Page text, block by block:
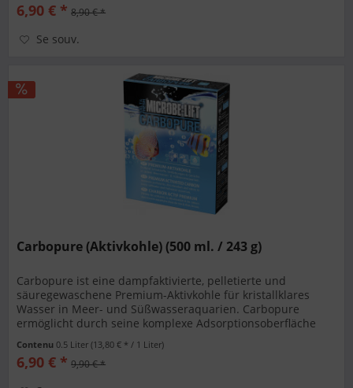
6,90 € * 8,90 € *
Se souv.
Carbopure (Aktivkohle) (500 ml. / 243 g)
Carbopure ist eine dampfaktivierte, pelletierte und
säuregewaschene Premium-Aktivkohle für kristallklares
Wasser in Meer- und Süßwasseraquarien. Carbopure
ermöglicht durch seine komplexe Adsorptionsoberfläche
Contenu 0.5 Liter(13,80 € * / 1 Liter)
6,90 € * 9,90 € *